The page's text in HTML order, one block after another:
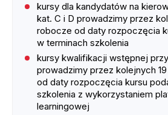
kursy dla kandydatów na
kat. C i D prowadzimy przez
robocze od daty rozpoczęcia
w terminach szkolenia
kursy kwalifikacji wstępnej
prowadzimy przez kolejnych
od daty rozpoczęcia kursu
szkolenia z wykorzystaniem
learningowej